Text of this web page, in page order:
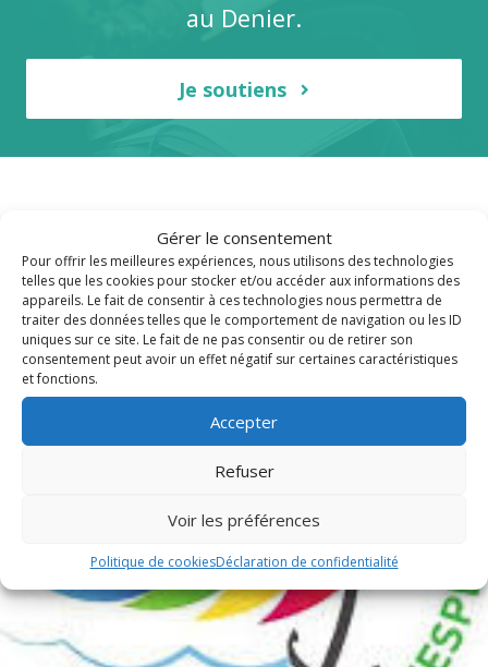
Gérer le consentement
Pour offrir les meilleures expériences, nous utilisons des technologies
telles que les cookies pour stocker et/ou accéder aux informations des
appareils. Le fait de consentir à ces technologies nous permettra de
traiter des données telles que le comportement de navigation ou les ID
uniques sur ce site. Le fait de ne pas consentir ou de retirer son
consentement peut avoir un effet négatif sur certaines caractéristiques
et fonctions.
Accepter
Refuser
Voir les préférences
Politique de cookiesDéclaration de confidentialité
au Denier.
Je soutiens
Publications récentes